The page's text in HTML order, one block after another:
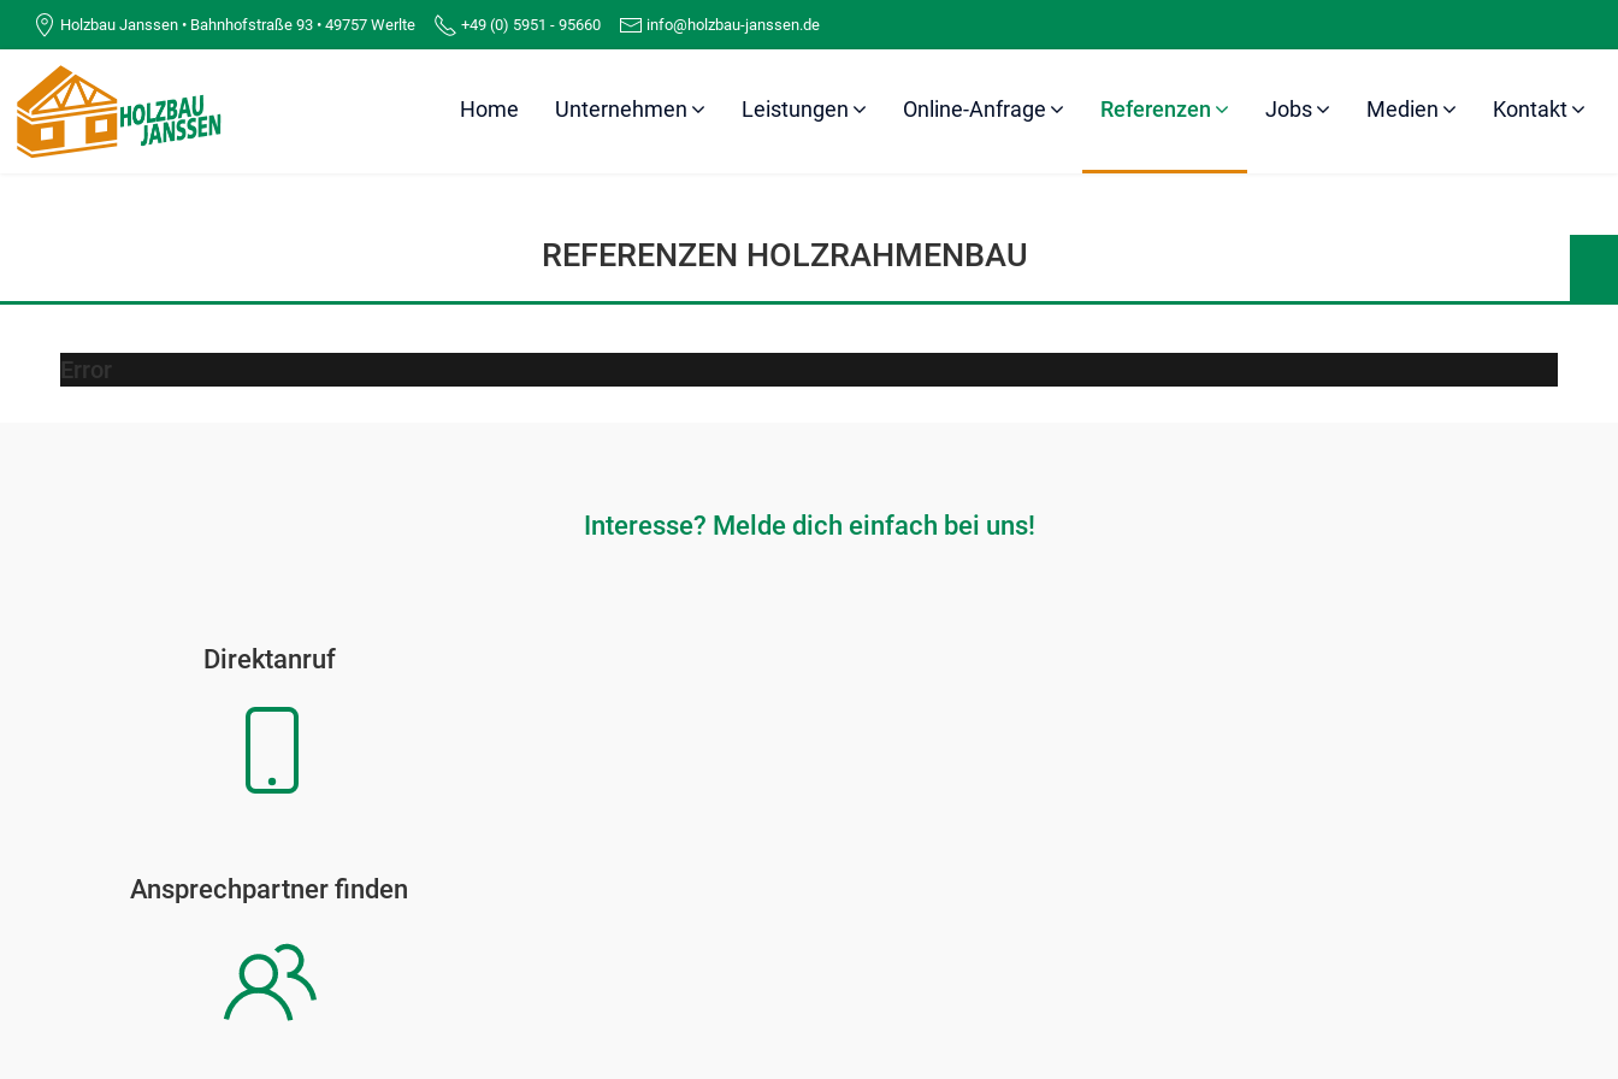
Holzbau Janssen • Bahnhofstraße 93 • 49757 Werlte +49 (0) 5951 - 95660 info@holzbau-janssen.de
Home Unternehmen Leistungen Online-Anfrage Referenzen Jobs Medien Kontakt
REFERENZEN HOLZRAHMENBAU
Error
Interesse? Melde dich einfach bei uns!
Direktanruf
Ansprechpartner finden